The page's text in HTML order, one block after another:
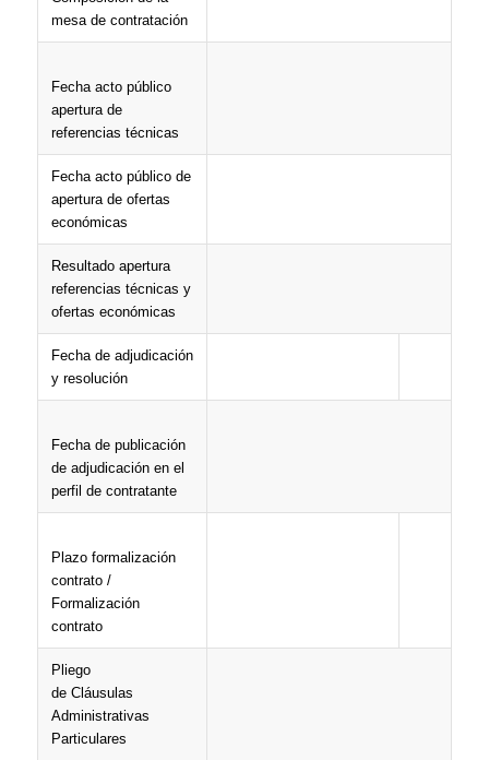
mesa de contratación
Fecha acto público
apertura de
referencias técnicas
Fecha acto público de
apertura de ofertas
económicas
Resultado apertura
referencias técnicas y
ofertas económicas
Fecha de adjudicación
y resolución
Fecha de publicación
de adjudicación en el
perfil de contratante
Plazo formalización
contrato /
Formalización
contrato
Pliego
de Cláusulas
Administrativas
Particulares